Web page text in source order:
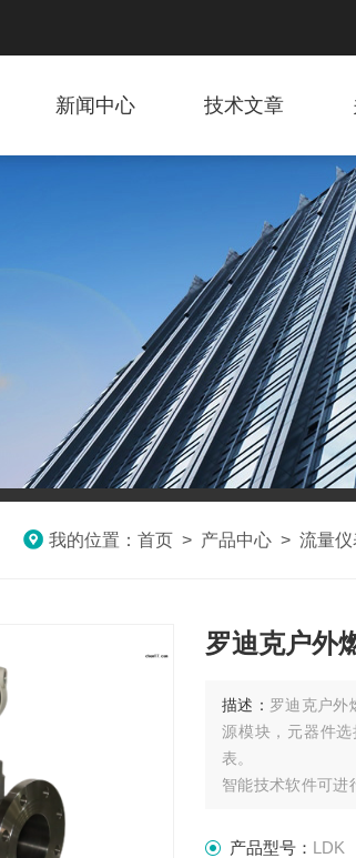
新闻中心 技术文章
我的位置： 首页 > 产品中心 > 流量仪
罗迪克户外
描述： 罗迪克户外
源模块，元器件
表。
智能技术软件可进
拥有的声波智能
产品型号： LDK